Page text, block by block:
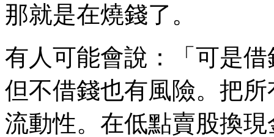
那就是在燒錢了。
有人可能會說：「可是
但不借錢也有風險。把
流動性。在低點賣股換